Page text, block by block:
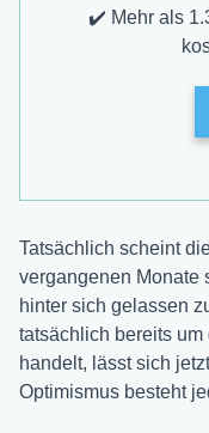
✔️ Mehr als
Tatsächlich scheint
vergangenen Monate
hinter sich gelassen
tatsächlich bereits
handelt, lässt sich
Optimismus besteht